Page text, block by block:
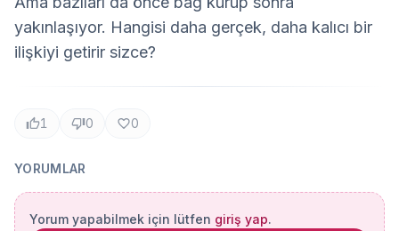
yakınlaşıyor. Hangisi daha gerçek, daha kalıcı bir
ilişkiyi getirir sizce?
1 0 0
YORUMLAR
Yorum yapabilmek için lütfen giriş yap.